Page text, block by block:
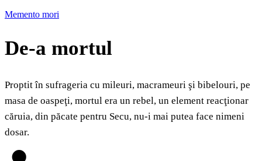
Memento mori
De-a mortul
Proptit în sufrageria cu mileuri, macrameuri şi bibelouri, pe
masa de oaspeţi, mortul era un rebel, un element reacţionar
căruia, din păcate pentru Secu, nu-i mai putea face nimeni
dosar.